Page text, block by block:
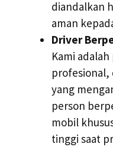
diandalkan
aman
Driver
Kami
profesional,
yang
person
mobil
tinggi saat